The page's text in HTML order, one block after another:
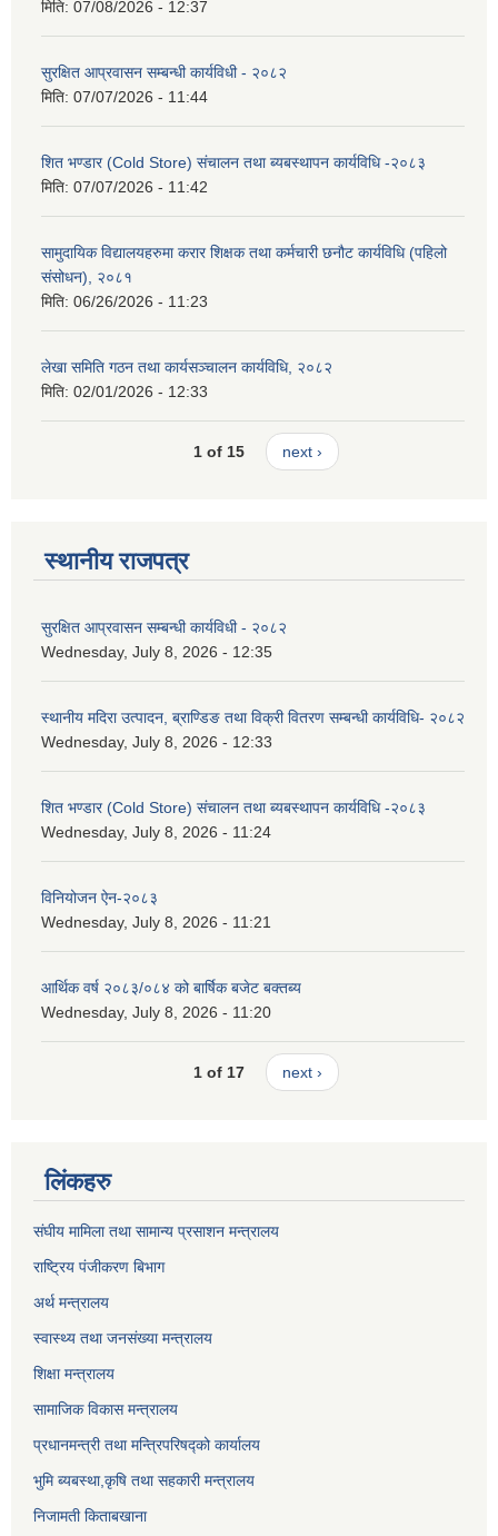
मिति: 07/08/2026 - 12:37
सुरक्षित आप्रवासन सम्बन्धी कार्यविधी - २०८२
मिति: 07/07/2026 - 11:44
शित भण्डार (Cold Store) संचालन तथा ब्यबस्थापन कार्यविधि -२०८३
मिति: 07/07/2026 - 11:42
सामुदायिक विद्यालयहरुमा करार शिक्षक तथा कर्मचारी छनौट कार्यविधि (पहिलो
संसोधन), २०८१
मिति: 06/26/2026 - 11:23
लेखा समिति गठन तथा कार्यसञ्चालन कार्यविधि, २०८२
मिति: 02/01/2026 - 12:33
1 of 15 next ›
स्थानीय राजपत्र
सुरक्षित आप्रवासन सम्बन्धी कार्यविधी - २०८२
Wednesday, July 8, 2026 - 12:35
स्थानीय मदिरा उत्पादन, ब्राण्डिङ तथा विक्री वितरण सम्बन्धी कार्यविधि- २०८२
Wednesday, July 8, 2026 - 12:33
शित भण्डार (Cold Store) संचालन तथा ब्यबस्थापन कार्यविधि -२०८३
Wednesday, July 8, 2026 - 11:24
विनियोजन ऐन-२०८३
Wednesday, July 8, 2026 - 11:21
आर्थिक वर्ष २०८३/०८४ को बार्षिक बजेट बक्तब्य
Wednesday, July 8, 2026 - 11:20
1 of 17 next ›
लिंकहरु
संघीय मामिला तथा सामान्य प्रसाशन मन्त्रालय
राष्ट्रिय पंजीकरण बिभाग
अर्थ मन्त्रालय
स्वास्थ्य तथा जनसंख्या मन्त्रालय
शिक्षा मन्त्रालय
सामाजिक विकास मन्त्रालय
प्रधानमन्त्री तथा मन्त्रिपरिषद्को कार्यालय
भुमि ब्यबस्था,कृषि तथा सहकारी मन्त्रालय
निजामती किताबखाना